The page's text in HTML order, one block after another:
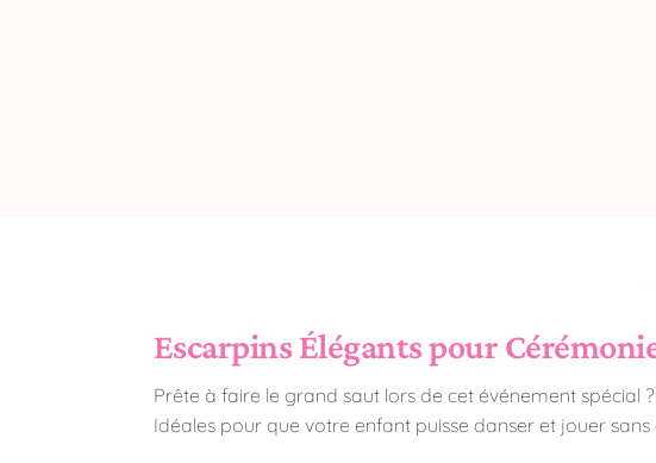
Escarpins Élégants pour
Prête à faire le grand saut lors de cet événement spécial
Idéales pour que votre enfant puisse danser et jouer